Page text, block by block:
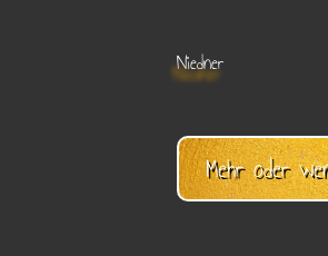
Niedner
Mehr oder